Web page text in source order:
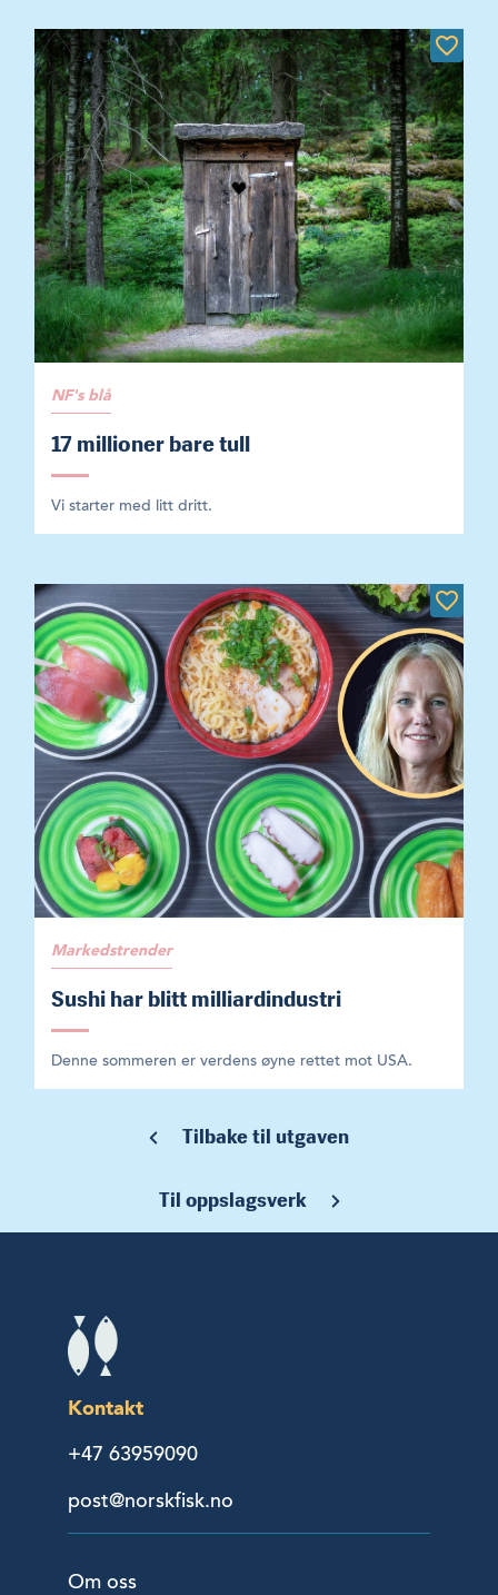
NF's blå
17 millioner bare tull
Vi starter med litt dritt.
Markedstrender
Sushi har blitt milliardindustri
Denne sommeren er verdens øyne rettet mot USA.
Tilbake til utgaven
Til oppslagsverk
Kontakt
+47 63959090
post@norskfisk.no
Om oss